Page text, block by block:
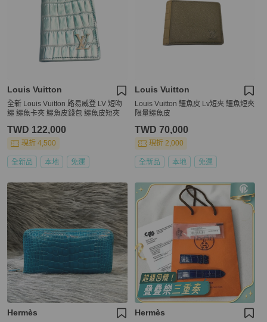
Louis Vuitton
全新 Louis Vuitton 路易威登 LV 短吻
鱷 鱷魚卡夾 鱷魚皮錢包 鱷魚皮短夾
TWD 122,000
現折 4,500
全新品 本地 免運
Louis Vuitton
Louis Vuitton 鱷魚皮 Lv短夾 鱷魚短夾
限量鱷魚皮
TWD 70,000
現折 2,000
全新品 本地 免運
Hermès Hermès